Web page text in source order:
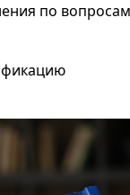
по вопросам